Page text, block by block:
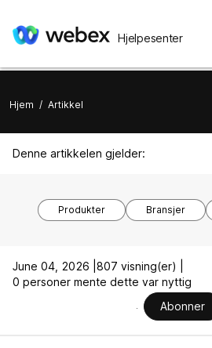
Hjelpesenter
Hjem / Artikkel
Denne artikkelen gjelder:
Produkter Bransjer
June 04, 2026 | 807 visning(er) |
0 personer mente dette var nyttig
Abonner